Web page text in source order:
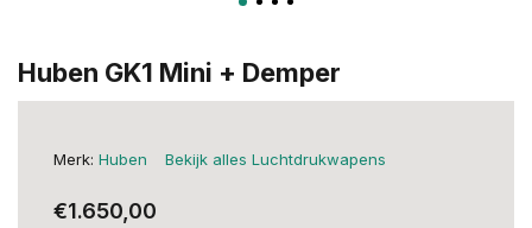
Huben GK1 Mini + Demper
Merk: Huben Bekijk alles Luchtdrukwapens
€1.650,00